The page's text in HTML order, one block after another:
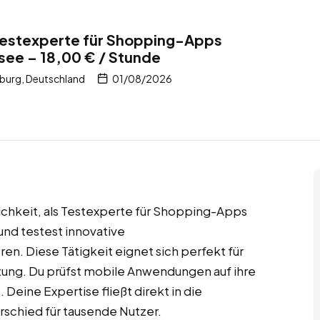
für Shopping-Apps
– 18,00 € / Stunde
Deutschland 01/08/2026
als Testexperte für Shopping-Apps
testest innovative
Diese Tätigkeit eignet sich perfekt für
Du prüfst mobile Anwendungen auf ihre
Expertise fließt direkt in die
für tausende Nutzer.